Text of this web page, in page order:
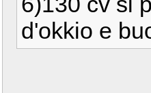
d'okkio e